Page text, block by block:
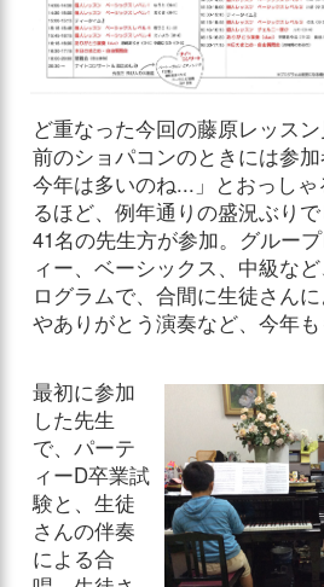
ど重なった今回の藤原レッス
前のショパコンのときには参加
今年は多いのね...」とおっし
るほど、例年通りの盛況ぶり
41名の先生方が参加。グルー
ィー、ベーシックス、中級な
ログラムで、合間に生徒さん
やありがとう演奏など、今年も
最初に参加
した先生
で、パーテ
ィーD卒業試
験と、生徒
さんの伴奏
による合